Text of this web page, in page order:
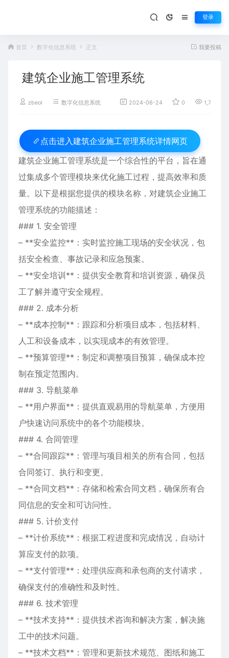
登录
首页 数字化信息系统 正文 我要投稿
建筑企业施工管理系统
zbeol 数字化信息系统 2024-06-24 0 1,759
点击进入 建筑企业施工管理系统详情网页
建筑企业施工管理系统是一个综合性的平台，旨在通
过集成多个管理模块来优化施工过程，提高效率和质
量。以下是根据您提供的模块名称，对建筑企业施工
管理系统的功能描述：
### 1. 安全管理
– **安全监控**：实时监控施工现场的安全状况，包
括安全检查、事故记录和应急预案。
– **安全培训**：提供安全教育和培训资源，确保员
工了解并遵守安全规程。
### 2. 成本分析
– **成本控制**：跟踪和分析项目成本，包括材料、
人工和设备成本，以实现成本的有效管理。
– **预算管理**：制定和调整项目预算，确保成本控
制在预定范围内。
### 3. 导航菜单
– **用户界面**：提供直观易用的导航菜单，方便用
户快速访问系统中的各个功能模块。
### 4. 合同管理
– **合同跟踪**：管理与项目相关的所有合同，包括
合同签订、执行和变更。
– **合同文档**：存储和检索合同文档，确保所有合
同信息的安全和可访问性。
### 5. 计价支付
– **计价系统**：根据工程进度和完成情况，自动计
算应支付的款项。
– **支付管理**：处理供应商和承包商的支付请求，
确保支付的准确性和及时性。
### 6. 技术管理
– **技术支持**：提供技术咨询和解决方案，解决施
工中的技术问题。
– **技术文档**：管理和更新技术规范、图纸和施工